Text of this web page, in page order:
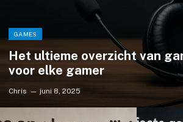
GAMES
Het ultieme overzicht van
voor elke gamer
Chris juni 8, 2025